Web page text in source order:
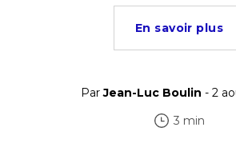
En savoir plus
ParJean-Luc Boulin - 2
3 min